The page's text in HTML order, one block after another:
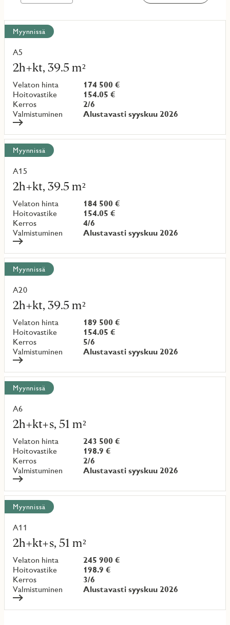
Näytä
kaikki
kohteet
Myynnissä
A5
2h+kt, 39.5 m²
Velaton hinta
174 500 €
Hoitovastike
154.05 €
Kerros
2/6
Valmistuminen
Alustavasti syyskuu 2026
Lue
lisää
kohteesta
Myynnissä
A15
2h+kt, 39.5 m²
Velaton hinta
184 500 €
Hoitovastike
154.05 €
Kerros
4/6
Valmistuminen
Alustavasti syyskuu 2026
Lue
lisää
kohteesta
Myynnissä
A20
2h+kt, 39.5 m²
Velaton hinta
189 500 €
Hoitovastike
154.05 €
Kerros
5/6
Valmistuminen
Alustavasti syyskuu 2026
Lue
lisää
kohteesta
Myynnissä
A6
2h+kt+s, 51 m²
Velaton hinta
243 500 €
Hoitovastike
198.9 €
Kerros
2/6
Valmistuminen
Alustavasti syyskuu 2026
Lue
lisää
kohteesta
Myynnissä
A11
2h+kt+s, 51 m²
Velaton hinta
245 900 €
Hoitovastike
198.9 €
Kerros
3/6
Valmistuminen
Alustavasti syyskuu 2026
Lue
lisää
kohteesta